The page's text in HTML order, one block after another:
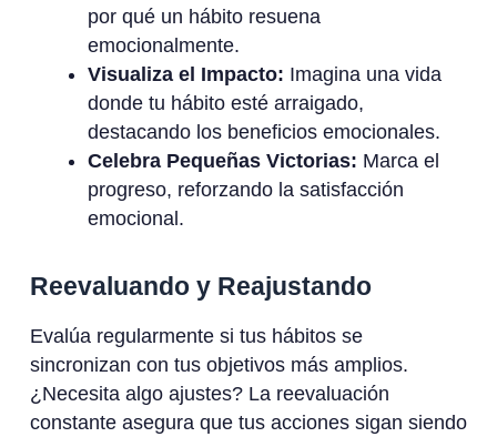
por qué un hábito resuena
emocionalmente.
Visualiza el Impacto: Imagina una vida
donde tu hábito esté arraigado,
destacando los beneficios emocionales.
Celebra Pequeñas Victorias: Marca el
progreso, reforzando la satisfacción
emocional.
Reevaluando y Reajustando
Evalúa regularmente si tus hábitos se
sincronizan con tus objetivos más amplios.
¿Necesita algo ajustes? La reevaluación
constante asegura que tus acciones sigan siendo